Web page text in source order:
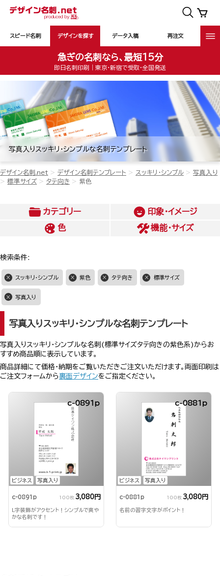
スピード名刺 デザインを探す データ入稿 再注文
急ぎの名刺なら、最短15分
即日名刺印刷｜東京・新宿で受取・全国発送
写真入りスッキリ・シンプルな名刺テンプレート
デザイン名刺.net デザイン名刺テンプレート スッキリ・シンプル
写真入り
標準サイズ
タテ向き 紫色
カテゴリー
印象・イメージ
色
機能・サイズ
検索条件:
スッキリ・シンプル 紫色 タテ向き 標準サイズ
写真入り
写真入りスッキリ・シンプルな名刺テンプレート
写真入りスッキリ・シンプルな名刺(標準サイズタテ向きの紫色系)からお
すすめ商品順に表示しています。
商品詳細にて価格・納期をご覧いただきご注文いただけます。両面印刷は
ご注文フォームから裏面デザインをご指定ください。
ビジネス 写真入り
c-0891p
c-0891p 100枚 3,080円
L字装飾がアクセント！シンプルで爽や
かな名刺です！
ビジネス 写真入り
c-0881p
c-0881p 100枚 3,080円
名前の習字文字がポイント！